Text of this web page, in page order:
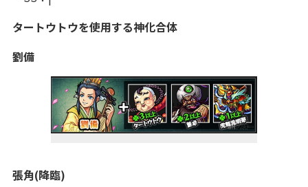
タートウトウを使用する神化合体
劉備
張角(降臨)